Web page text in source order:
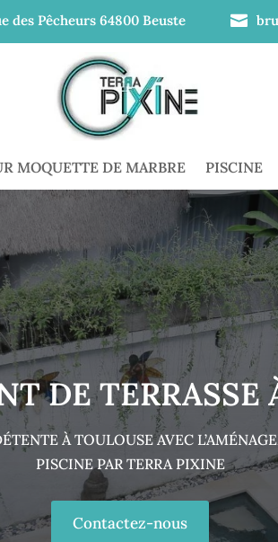
des Pêcheurs 64800 Beuste 
MOQUETTE DE MARBRE PISCINE
DE TERRASSE
À TOULOUSE AVEC
PISCINE PAR TERRA PIXINE
Contactez-nous